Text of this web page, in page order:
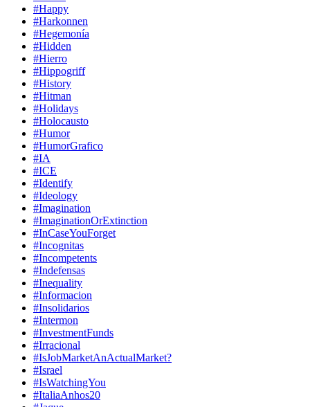
#Happy
#Harkonnen
#Hegemonía
#Hidden
#Hierro
#Hippogriff
#History
#Hitman
#Holidays
#Holocausto
#Humor
#HumorGrafico
#IA
#ICE
#Identify
#Ideology
#Imagination
#ImaginationOrExtinction
#InCaseYouForget
#Incognitas
#Incompetents
#Indefensas
#Inequality
#Informacion
#Insolidarios
#Intermon
#InvestmentFunds
#Irracional
#IsJobMarketAnActualMarket?
#Israel
#IsWatchingYou
#ItaliaAnhos20